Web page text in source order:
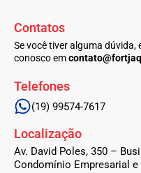
o
o
k
-
g
r
a
m
Contatos
Se você tiver alguma dúvida,
conosco em
Telefones
(19) 99574-7617
Localização
Av. David Poles, 350 –
Condomínio Empresarial